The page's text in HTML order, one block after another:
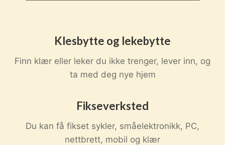
Klesbytte og lekebytte
Finn klær eller leker du ikke trenger, lever inn, og
ta med deg nye hjem
Fikseverksted
Du kan få fikset sykler, småelektronikk, PC,
nettbrett, mobil og klær